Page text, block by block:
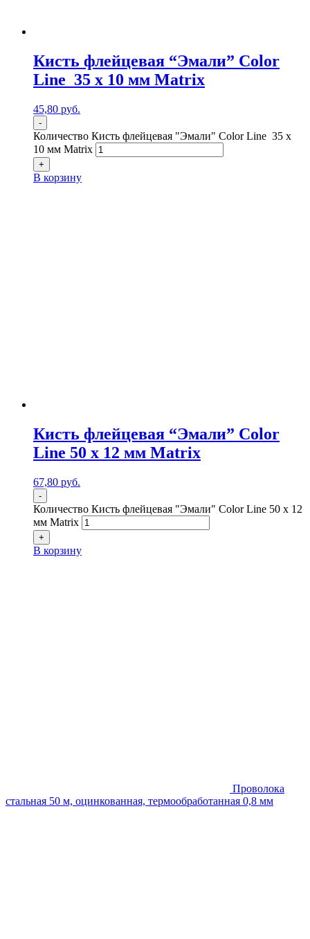
Кисть флейцевая “Эмали” Color
Line 35 х 10 мм Matrix
45,80 руб.
-
Количество Кисть флейцевая "Эмали" Color Line 35 х
10 мм Matrix
+
В корзину
Кисть флейцевая “Эмали” Color
Line 50 х 12 мм Matrix
67,80 руб.
-
Количество Кисть флейцевая "Эмали" Color Line 50 х 12
мм Matrix
+
В корзину
Проволока
стальная 50 м, оцинкованная, термообработанная 0,8 мм